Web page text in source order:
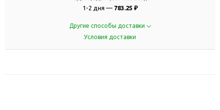
1-2 дня — 783.25 ₽
Другие способы доставки
Условия доставки